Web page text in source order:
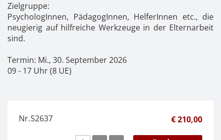
Zielgruppe:
PsychologInnen, PädagogInnen, HelferInnen etc., die
neugierig auf hilfreiche Werkzeuge in der Elternarbeit
sind.
Termin: Mi., 30. September 2026
09 - 17 Uhr (8 UE)
€ 210,00
Nr.S2637